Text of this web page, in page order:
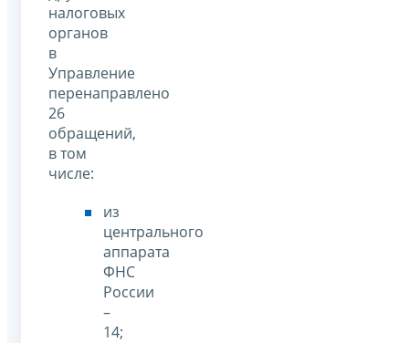
налоговых
органов
в
Управление
перенаправлено
26
обращений,
в том
числе:
из
центрального
аппарата
ФНС
России
–
14;